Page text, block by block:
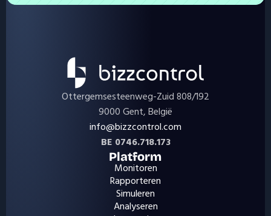
Ottergemsesteenweg-Zuid 808/192
9000 Gent, België
info@bizzcontrol.com
BE 0746.718.173
Platform
Monitoren
Rapporteren
Simuleren
Analyseren